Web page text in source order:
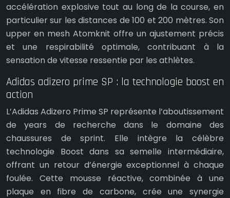
accélération explosive tout au long de la course, en
particulier sur les distances de 100 et 200 mètres. Son
upper en mesh Atomknit offre un ajustement précis
et une respirabilité optimale, contribuant à la
sensation de vitesse ressentie par les athlètes.
Adidas adizero prime SP : la technologie boost en
action
L’Adidas Adizero Prime SP représente l’aboutissement
de years de recherche dans le domaine des
chaussures de sprint. Elle intègre la célèbre
technologie Boost dans sa semelle intermédiaire,
offrant un retour d’énergie exceptionnel à chaque
foulée. Cette mousse réactive, combinée à une
plaque en fibre de carbone, crée une synergie